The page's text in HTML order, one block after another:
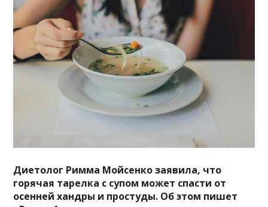
Диетолог Римма Мойсенко заявила, что
горячая тарелка с супом может спасти от
осенней хандры и простуды. Об этом пишет